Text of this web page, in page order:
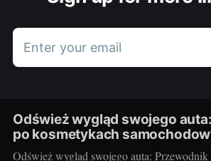
Enter your email
Odśwież wygląd swojego
po kosmetykach
Odśwież wygląd swojego auta: